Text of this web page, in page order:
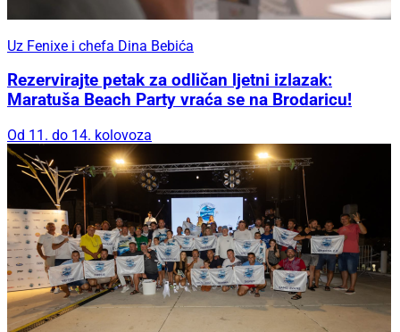
Uz Fenixe i chefa Dina Bebića
Rezervirajte petak za odličan ljetni izlazak:
Maratuša Beach Party vraća se na Brodaricu!
Od 11. do 14. kolovoza